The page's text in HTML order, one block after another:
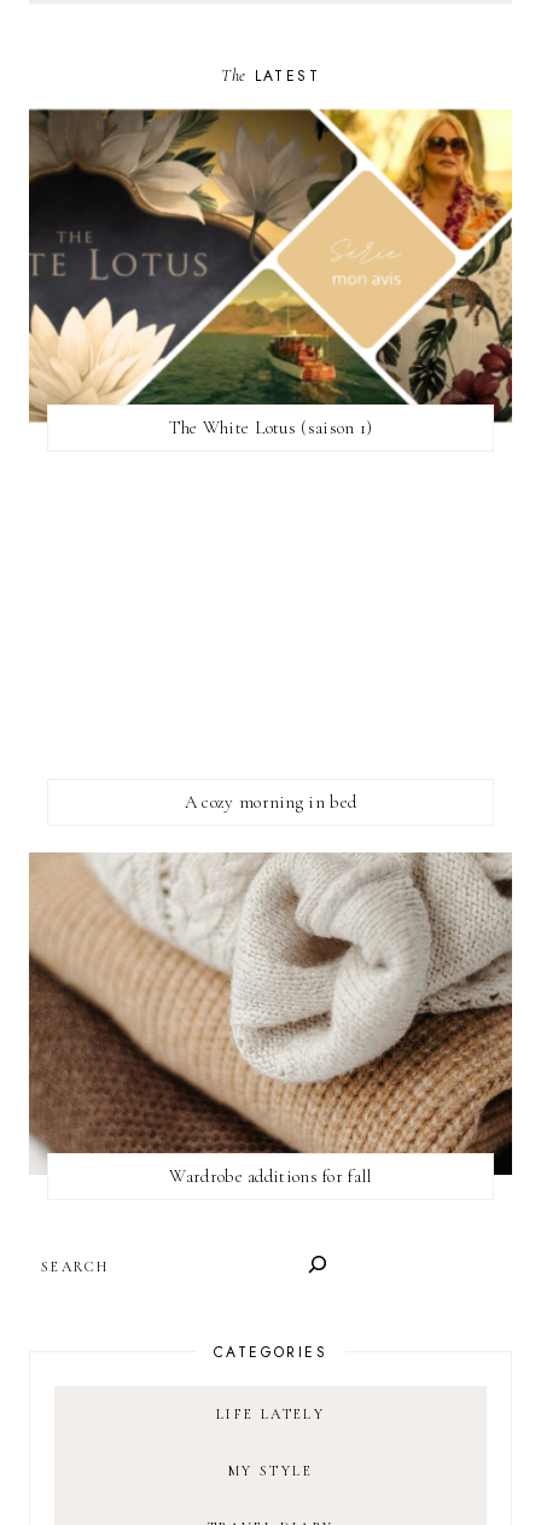
The LATEST
The White Lotus (saison 1)
A cozy morning in bed
Wardrobe additions for fall
CATEGORIES
LIFE LATELY
MY STYLE